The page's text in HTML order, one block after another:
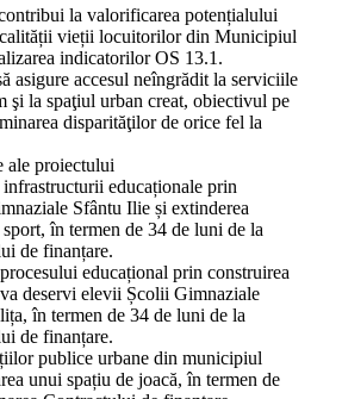
la valorificarea potențialului
calității vieții locuitorilor din Municipiul
indicatorilor OS 13.1.
asigure accesul neîngrădit la serviciile
şi la spaţiul urban creat, obiectivul pe
disparităţilor de orice fel la
ale proiectului
educaționale prin
Sfântu Ilie și extinderea
sport, în termen de 34 de luni de la
de finanțare.
educațional prin construirea
deservi elevii Școlii Gimnaziale
în termen de 34 de luni de la
de finanțare.
publice urbane din municipiul
unui spațiu de joacă, în termen de